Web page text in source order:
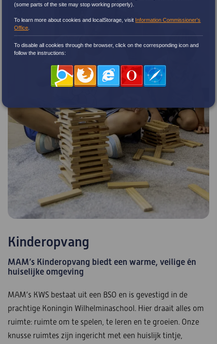
Kinderopvang
MAM’s Kinderopvang biedt een warme, veilige én
huiselijke omgeving
MAM’s KWS bestaat uit een BSO en is gevestigd in de
prachtige Koningin Wilhelminaschool. Hier draait alles om
ruimte: ruimte om te spelen, te leren en te groeien. Onze
knusse ruimtes zijn ingericht met een huislijk tintje,
(some parts of the site may stop working properly).
To learn more about cookies and localStorage, visit Information Commissioner's
Office
To disable all cookies through the browser, click on the corresponding icon and
follow the instructions: